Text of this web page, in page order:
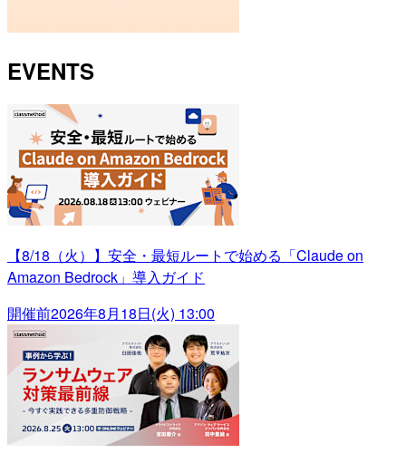
EVENTS
【8/18（火）】安全・最短ルートで始める「Claude on
Amazon Bedrock」導入ガイド
開催前2026年8月18日(火) 13:00